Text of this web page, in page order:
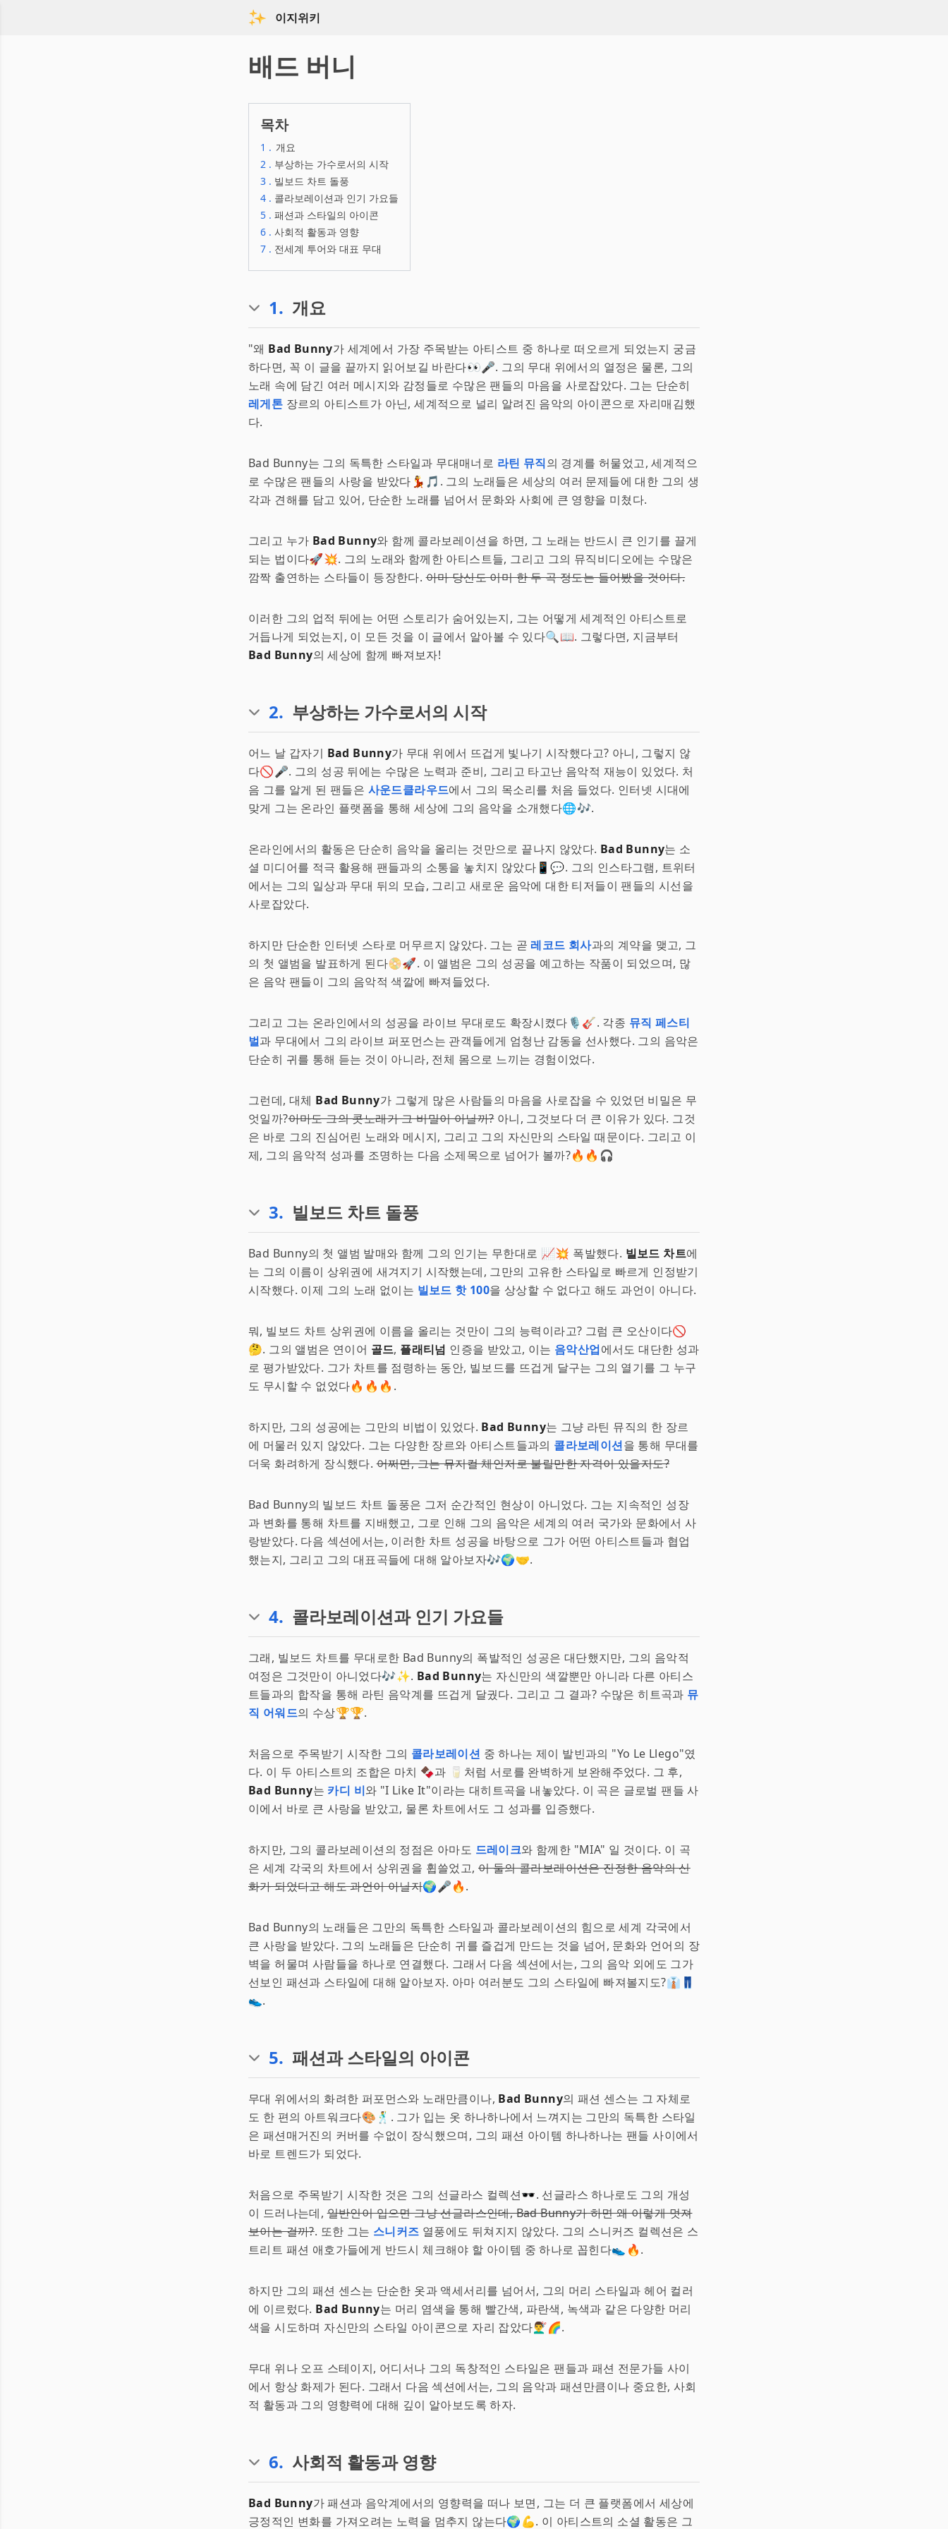
이지위키
배드 버니
목차
1 . 개요
2 . 부상하는 가수로서의 시작
3 . 빌보드 차트 돌풍
4 . 콜라보레이션과 인기 가요들
5 . 패션과 스타일의 아이콘
6 . 사회적 활동과 영향
7 . 전세계 투어와 대표 무대
1. 개요
"왜 Bad Bunny가 세계에서 가장 주목받는 아티스트 중 하나로 떠오르게 되었는지 궁금
하다면, 꼭 이 글을 끝까지 읽어보길 바란다👀🎤. 그의 무대 위에서의 열정은 물론, 그의
노래 속에 담긴 여러 메시지와 감정들로 수많은 팬들의 마음을 사로잡았다. 그는 단순히
레게톤 장르의 아티스트가 아닌, 세계적으로 널리 알려진 음악의 아이콘으로 자리매김했
다.
Bad Bunny는 그의 독특한 스타일과 무대매너로 라틴 뮤직의 경계를 허물었고, 세계적으
로 수많은 팬들의 사랑을 받았다💃🎵. 그의 노래들은 세상의 여러 문제들에 대한 그의 생
각과 견해를 담고 있어, 단순한 노래를 넘어서 문화와 사회에 큰 영향을 미쳤다.
그리고 누가 Bad Bunny와 함께 콜라보레이션을 하면, 그 노래는 반드시 큰 인기를 끌게
되는 법이다🚀💥. 그의 노래와 함께한 아티스트들, 그리고 그의 뮤직비디오에는 수많은
깜짝 출연하는 스타들이 등장한다.아마 당신도 이미 한 두 곡 정도는 들어봤을 것이다.
이러한 그의 업적 뒤에는 어떤 스토리가 숨어있는지, 그는 어떻게 세계적인 아티스트로
거듭나게 되었는지, 이 모든 것을 이 글에서 알아볼 수 있다🔍📖. 그렇다면, 지금부터
Bad Bunny의 세상에 함께 빠져보자!
2. 부상하는 가수로서의 시작
어느 날 갑자기 Bad Bunny가 무대 위에서 뜨겁게 빛나기 시작했다고? 아니, 그렇지 않
다🚫🎤. 그의 성공 뒤에는 수많은 노력과 준비, 그리고 타고난 음악적 재능이 있었다. 처
음 그를 알게 된 팬들은 사운드클라우드에서 그의 목소리를 처음 들었다. 인터넷 시대에
맞게 그는 온라인 플랫폼을 통해 세상에 그의 음악을 소개했다🌐🎶.
온라인에서의 활동은 단순히 음악을 올리는 것만으로 끝나지 않았다. Bad Bunny는 소
셜 미디어를 적극 활용해 팬들과의 소통을 놓치지 않았다📱💬. 그의 인스타그램, 트위터
에서는 그의 일상과 무대 뒤의 모습, 그리고 새로운 음악에 대한 티저들이 팬들의 시선을
사로잡았다.
하지만 단순한 인터넷 스타로 머무르지 않았다. 그는 곧 레코드 회사과의 계약을 맺고, 그
의 첫 앨범을 발표하게 된다📀🚀. 이 앨범은 그의 성공을 예고하는 작품이 되었으며, 많
은 음악 팬들이 그의 음악적 색깔에 빠져들었다.
그리고 그는 온라인에서의 성공을 라이브 무대로도 확장시켰다🎙️🎸. 각종 뮤직 페스티
벌과 무대에서 그의 라이브 퍼포먼스는 관객들에게 엄청난 감동을 선사했다. 그의 음악은
단순히 귀를 통해 듣는 것이 아니라, 전체 몸으로 느끼는 경험이었다.
그런데, 대체 Bad Bunny가 그렇게 많은 사람들의 마음을 사로잡을 수 있었던 비밀은 무
엇일까?아마도 그의 콧노래가 그 비밀이 아닐까?아니, 그것보다 더 큰 이유가 있다. 그것
은 바로 그의 진심어린 노래와 메시지, 그리고 그의 자신만의 스타일 때문이다. 그리고 이
제, 그의 음악적 성과를 조명하는 다음 소제목으로 넘어가 볼까?🔥🔥🎧
3. 빌보드 차트 돌풍
Bad Bunny의 첫 앨범 발매와 함께 그의 인기는 무한대로 📈💥 폭발했다. 빌보드 차트에
는 그의 이름이 상위권에 새겨지기 시작했는데, 그만의 고유한 스타일로 빠르게 인정받기
시작했다. 이제 그의 노래 없이는 빌보드 핫 100을 상상할 수 없다고 해도 과언이 아니다.
뭐, 빌보드 차트 상위권에 이름을 올리는 것만이 그의 능력이라고? 그럼 큰 오산이다🚫
🤔. 그의 앨범은 연이어 골드, 플래티넘 인증을 받았고, 이는 음악산업에서도 대단한 성과
로 평가받았다. 그가 차트를 점령하는 동안, 빌보드를 뜨겁게 달구는 그의 열기를 그 누구
도 무시할 수 없었다🔥🔥🔥.
하지만, 그의 성공에는 그만의 비법이 있었다. Bad Bunny는 그냥 라틴 뮤직의 한 장르
에 머물러 있지 않았다. 그는 다양한 장르와 아티스트들과의 콜라보레이션을 통해 무대를
더욱 화려하게 장식했다.어쩌면, 그는 뮤지컬 체인저로 불릴만한 자격이 있을지도?
Bad Bunny의 빌보드 차트 돌풍은 그저 순간적인 현상이 아니었다. 그는 지속적인 성장
과 변화를 통해 차트를 지배했고, 그로 인해 그의 음악은 세계의 여러 국가와 문화에서 사
랑받았다. 다음 섹션에서는, 이러한 차트 성공을 바탕으로 그가 어떤 아티스트들과 협업
했는지, 그리고 그의 대표곡들에 대해 알아보자🎶🌍🤝.
4. 콜라보레이션과 인기 가요들
그래, 빌보드 차트를 무대로한 Bad Bunny의 폭발적인 성공은 대단했지만, 그의 음악적
여정은 그것만이 아니었다🎶✨. Bad Bunny는 자신만의 색깔뿐만 아니라 다른 아티스
트들과의 합작을 통해 라틴 음악계를 뜨겁게 달궜다. 그리고 그 결과? 수많은 히트곡과 뮤
직 어워드의 수상🏆🏆.
처음으로 주목받기 시작한 그의 콜라보레이션 중 하나는 제이 발빈과의 "Yo Le Llego"였
다. 이 두 아티스트의 조합은 마치 🍫과 🥛처럼 서로를 완벽하게 보완해주었다. 그 후,
Bad Bunny는 카디 비와 "I Like It"이라는 대히트곡을 내놓았다. 이 곡은 글로벌 팬들 사
이에서 바로 큰 사랑을 받았고, 물론 차트에서도 그 성과를 입증했다.
하지만, 그의 콜라보레이션의 정점은 아마도 드레이크와 함께한 "MIA" 일 것이다. 이 곡
은 세계 각국의 차트에서 상위권을 휩쓸었고, 이 둘의 콜라보레이션은 진정한 음악의 신
화가 되었다고 해도 과언이 아닐지🌍🎤🔥.
Bad Bunny의 노래들은 그만의 독특한 스타일과 콜라보레이션의 힘으로 세계 각국에서
큰 사랑을 받았다. 그의 노래들은 단순히 귀를 즐겁게 만드는 것을 넘어, 문화와 언어의 장
벽을 허물며 사람들을 하나로 연결했다. 그래서 다음 섹션에서는, 그의 음악 외에도 그가
선보인 패션과 스타일에 대해 알아보자. 아마 여러분도 그의 스타일에 빠져볼지도?👔👖
👟.
5. 패션과 스타일의 아이콘
무대 위에서의 화려한 퍼포먼스와 노래만큼이나, Bad Bunny의 패션 센스는 그 자체로
도 한 편의 아트워크다🎨🕺. 그가 입는 옷 하나하나에서 느껴지는 그만의 독특한 스타일
은 패션매거진의 커버를 수없이 장식했으며, 그의 패션 아이템 하나하나는 팬들 사이에서
바로 트렌드가 되었다.
처음으로 주목받기 시작한 것은 그의 선글라스 컬렉션🕶. 선글라스 하나로도 그의 개성
이 드러나는데,일반인이 입으면 그냥 선글라스인데, Bad Bunny가 하면 왜 이렇게 멋져
보이는 걸까?. 또한 그는 스니커즈 열풍에도 뒤쳐지지 않았다. 그의 스니커즈 컬렉션은 스
트리트 패션 애호가들에게 반드시 체크해야 할 아이템 중 하나로 꼽힌다👟🔥.
하지만 그의 패션 센스는 단순한 옷과 액세서리를 넘어서, 그의 머리 스타일과 헤어 컬러
에 이르렀다. Bad Bunny는 머리 염색을 통해 빨간색, 파란색, 녹색과 같은 다양한 머리
색을 시도하며 자신만의 스타일 아이콘으로 자리 잡았다💇‍♂️🌈.
무대 위나 오프 스테이지, 어디서나 그의 독창적인 스타일은 팬들과 패션 전문가들 사이
에서 항상 화제가 된다. 그래서 다음 섹션에서는, 그의 음악과 패션만큼이나 중요한, 사회
적 활동과 그의 영향력에 대해 깊이 알아보도록 하자.
6. 사회적 활동과 영향
Bad Bunny가 패션과 음악계에서의 영향력을 떠나 보면, 그는 더 큰 플랫폼에서 세상에
긍정적인 변화를 가져오려는 노력을 멈추지 않는다🌍💪. 이 아티스트의 소셜 활동은 그